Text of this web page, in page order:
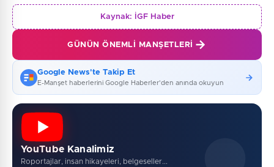
Kaynak: İGF Haber
GÜNÜN ÖNEMLI MANŞETLERI
Google News'te Takip Et
E-Manşet haberlerini Google Haberler'den anında okuyun
YouTube Kanalimiz
Roportajlar, insan hikayeleri, belgeseller...